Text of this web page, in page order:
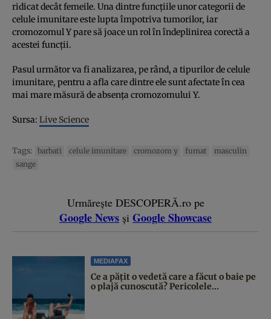
ridicat decât femeile. Una dintre funcţiile unor categorii de
celule imunitare este lupta împotriva tumorilor, iar
cromozomul Y pare să joace un rol în îndeplinirea corectă a
acestei funcţii.
Pasul următor va fi analizarea, pe rând, a tipurilor de celule
imunitare, pentru a afla care dintre ele sunt afectate în cea
mai mare măsură de absenţa cromozomului Y.
Sursa: Live Science
Tags: barbati celule imunitare cromozom y fumat
masculin
sange
Urmărește DESCOPERĂ.ro pe
Google News și Google Showcase
MEDIAFAX
Ce a pățit o vedetă care a făcut o baie pe
o plajă cunoscută? Pericolele...